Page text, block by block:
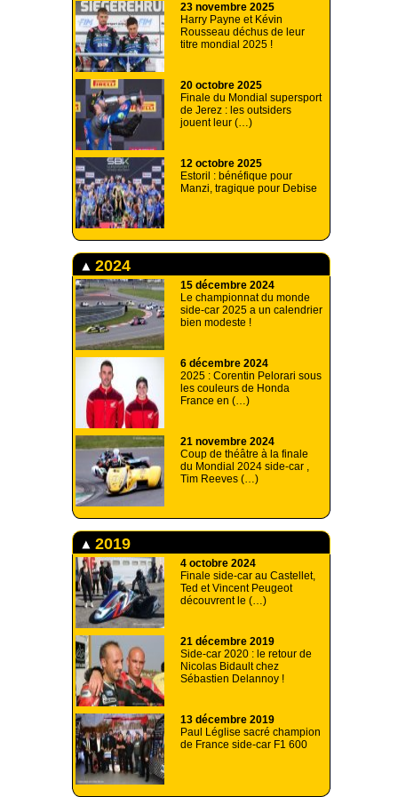
23 novembre 2025
Harry Payne et Kévin
Rousseau déchus de leur
titre mondial 2025 !
20 octobre 2025
Finale du Mondial supersport
de Jerez : les outsiders
jouent leur (…)
12 octobre 2025
Estoril : bénéfique pour
Manzi, tragique pour Debise
2024
15 décembre 2024
Le championnat du monde
side-car 2025 a un calendrier
bien modeste !
6 décembre 2024
2025 : Corentin Pelorari sous
les couleurs de Honda
France en (…)
21 novembre 2024
Coup de théâtre à la finale
du Mondial 2024 side-car ,
Tim Reeves (…)
2019
4 octobre 2024
Finale side-car au Castellet,
Ted et Vincent Peugeot
découvrent le (…)
21 décembre 2019
Side-car 2020 : le retour de
Nicolas Bidault chez
Sébastien Delannoy !
13 décembre 2019
Paul Léglise sacré champion
de France side-car F1 600